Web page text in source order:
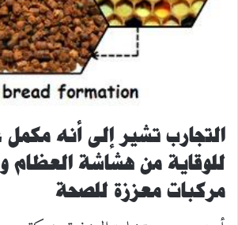
التجارب تشير إلى أنه
للوقاية من هشاشة العظام
مركبات معززة للصحة